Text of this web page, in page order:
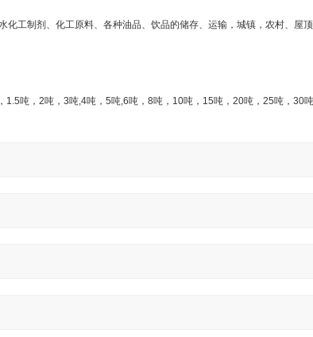
工制剂、化工原料、各种油品、饮品的储存、运输，城镇，农村、屋
1.5吨， 2吨， 3吨,4吨， 5吨,6吨， 8吨， 10吨， 15吨， 20吨， 25吨， 30